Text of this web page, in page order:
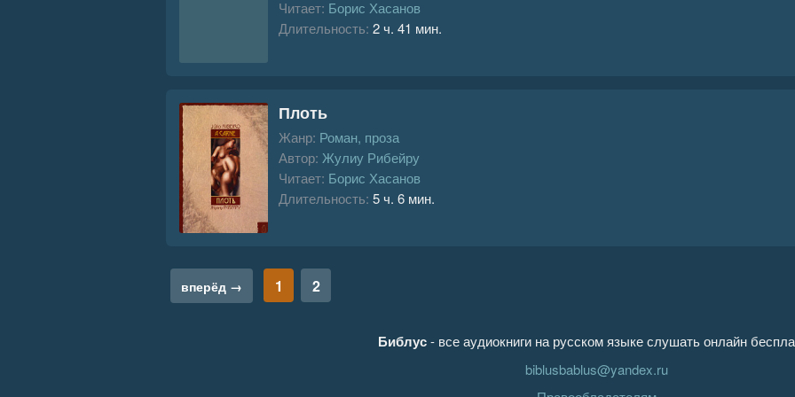
Читает: Борис Хасанов
Длительность: 2 ч. 41 мин.
Плоть
Жанр: Роман, проза
Автор: Жулиу Рибейру
Читает: Борис Хасанов
Длительность: 5 ч. 6 мин.
вперёд → 1 2
Библус- все аудиокниги на русском языке слушать онлайн
biblusbablus@yandex.ru